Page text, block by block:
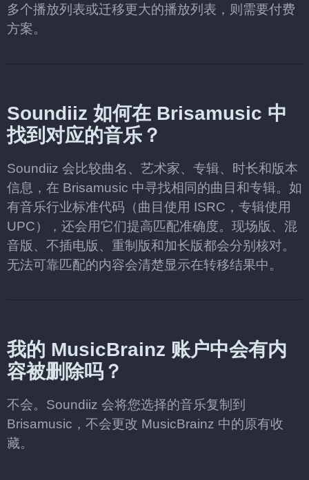
多个播放列表或迁移更大的播放列表，则需要付费
方案。
Soundiiz 如何在 Brisamusic 中
找到对应的音乐？
Soundiiz 会比较曲名、艺术家、专辑、时长和版本
信息，在 Brisamusic 中寻找相同的曲目和专辑。如
有音乐行业标准代码（曲目使用 ISRC，专辑使用
UPC），还会用它们提高匹配准确度。现场版、混
音版、不插电版、重制版和加长版都会分别核对。
无法可靠匹配的内容会清楚显示在转移结果中。
我的 MusicBrainz 账户中会有内
容被删除吗？
不会。Soundiiz 会将您选择的音乐复制到
Brisamusic，不会更改 MusicBrainz 中的原有收
藏。